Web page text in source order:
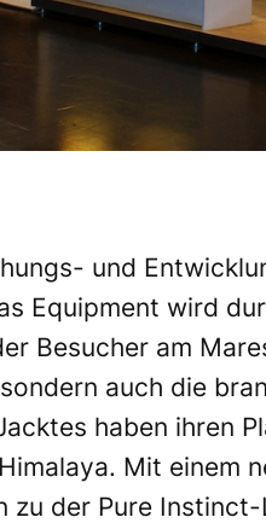
und
Equipment wird
Besucher am
auch die
haben ihren
Mit einem
zu der Pure